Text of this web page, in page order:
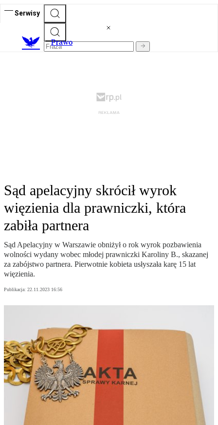
Serwisy
Prawo
Sąd apelacyjny skrócił wyrok
więzienia dla prawniczki, która
zabiła partnera
Sąd Apelacyjny w Warszawie obniżył o rok wyrok pozbawienia
wolności wydany wobec młodej prawniczki Karoliny B., skazanej
za zabójstwo partnera. Pierwotnie kobieta usłyszała karę 15 lat
więzienia.
Publikacja: 22.11.2023 16:56